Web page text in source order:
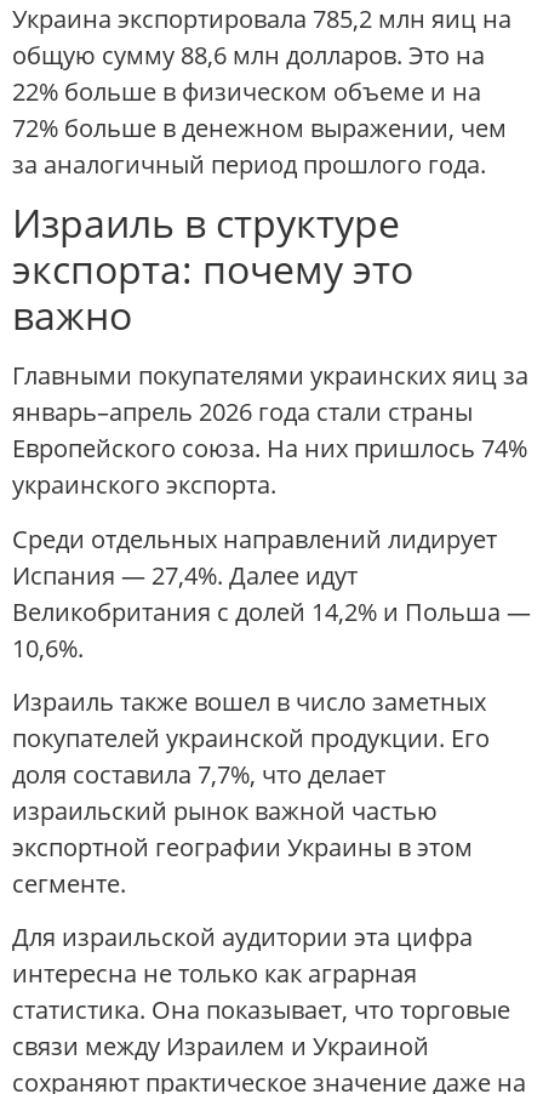
Украина экспортировала 785,2 млн яиц на
общую сумму 88,6 млн долларов. Это на
22% больше в физическом объеме и на
72% больше в денежном выражении, чем
за аналогичный период прошлого года.
Израиль в структуре
экспорта: почему это
важно
Главными покупателями украинских яиц за
январь–апрель 2026 года стали страны
Европейского союза. На них пришлось 74%
украинского экспорта.
Среди отдельных направлений лидирует
Испания — 27,4%. Далее идут
Великобритания с долей 14,2% и Польша —
10,6%.
Израиль также вошел в число заметных
покупателей украинской продукции. Его
доля составила 7,7%, что делает
израильский рынок важной частью
экспортной географии Украины в этом
сегменте.
Для израильской аудитории эта цифра
интересна не только как аграрная
статистика. Она показывает, что торговые
связи между Израилем и Украиной
сохраняют практическое значение даже на